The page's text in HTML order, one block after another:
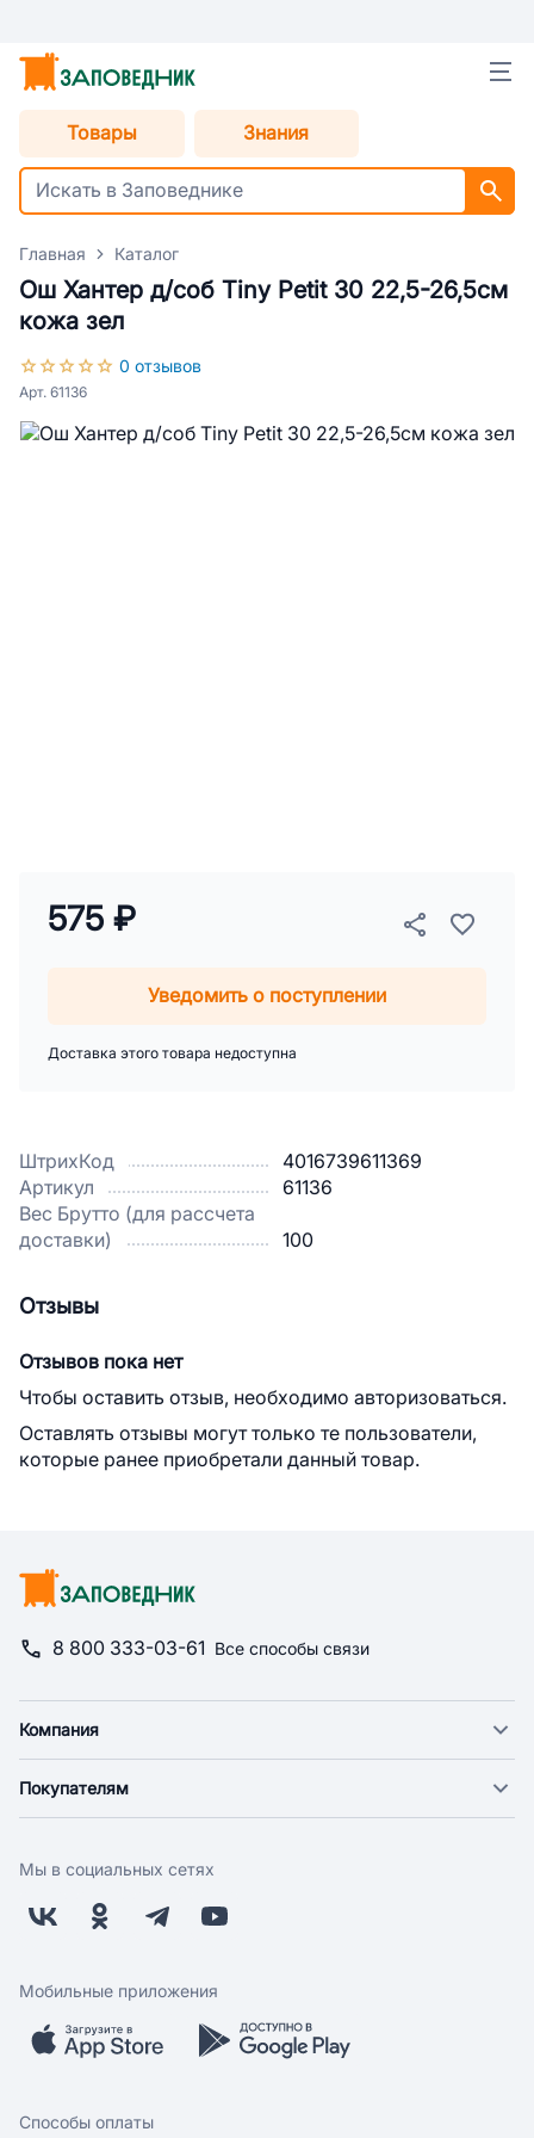
Товары Знания
Главная Каталог
Ош Хантер д/соб Tiny Petit 30 22,5-26,5см
кожа зел
0 отзывов
Арт. 61136
ШтрихКод
4016739611369
Артикул
61136
Вес Брутто (для рассчета
доставки)
100
575 ₽
Уведомить о поступлении
Доставка этого товара недоступна
Отзывы
Отзывов пока нет
Чтобы оставить отзыв, необходимо авторизоваться.
Оставлять отзывы могут только те пользователи,
которые ранее приобретали данный товар.
8 800 333-03-61 Все способы связи
Компания
Новости
Поставщикам
Заводчикам
Обратная связь
Покупателям
Оплата
Бонусная программа
Скидки и акции
Мобильное приложение
Мы в социальных сетях
Мобильные приложения
Способы оплаты